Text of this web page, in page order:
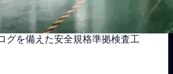
グを備えた安全規格準拠検査工